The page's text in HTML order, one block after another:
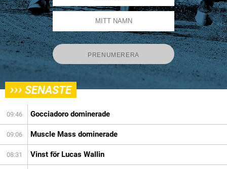
››› SENASTE
09:46 Gocciadoro dominerade
09:06 Muscle Mass dominerade
08:31 Vinst för Lucas Wallin